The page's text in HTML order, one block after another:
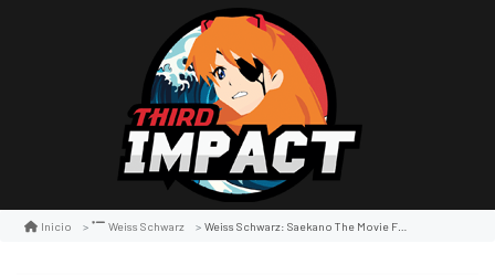
Inicio Weiss Schwarz Weiss Schwarz: Saekano The Movie Finale Boosters Display